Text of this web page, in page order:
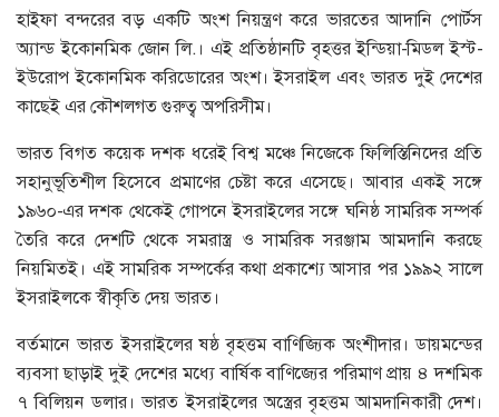
হাইফা বন্দরের বড় একটি অংশ নিয়ন্ত্রণ করে ভারতের আদানি পোর্টস
অ্যান্ড ইকোনমিক জোন লি.। এই প্রতিষ্ঠানটি বৃহত্তর ইন্ডিয়া-মিডল ইস্ট-
ইউরোপ ইকোনমিক করিডোরের অংশ। ইসরাইল এবং ভারত দুই দেশের
কাছেই এর কৌশলগত গুরুত্ব অপরিসীম।
ভারত বিগত কয়েক দশক ধরেই বিশ্ব মঞ্চে নিজেকে ফিলিস্তিনিদের প্রতি
সহানুভূতিশীল হিসেবে প্রমাণের চেষ্টা করে এসেছে। আবার একই সঙ্গে
১৯৬০-এর দশক থেকেই গোপনে ইসরাইলের সঙ্গে ঘনিষ্ঠ সামরিক সম্পর্ক
তৈরি করে দেশটি থেকে সমরাস্ত্র ও সামরিক সরঞ্জাম আমদানি করছে
নিয়মিতই। এই সামরিক সম্পর্কের কথা প্রকাশ্যে আসার পর ১৯৯২ সালে
ইসরাইলকে স্বীকৃতি দেয় ভারত।
বর্তমানে ভারত ইসরাইলের ষষ্ঠ বৃহত্তম বাণিজ্যিক অংশীদার। ডায়মন্ডের
ব্যবসা ছাড়াই দুই দেশের মধ্যে বার্ষিক বাণিজ্যের পরিমাণ প্রায় ৪ দশমিক
৭ বিলিয়ন ডলার। ভারত ইসরাইলের অস্ত্রের বৃহত্তম আমদানিকারী দেশ।